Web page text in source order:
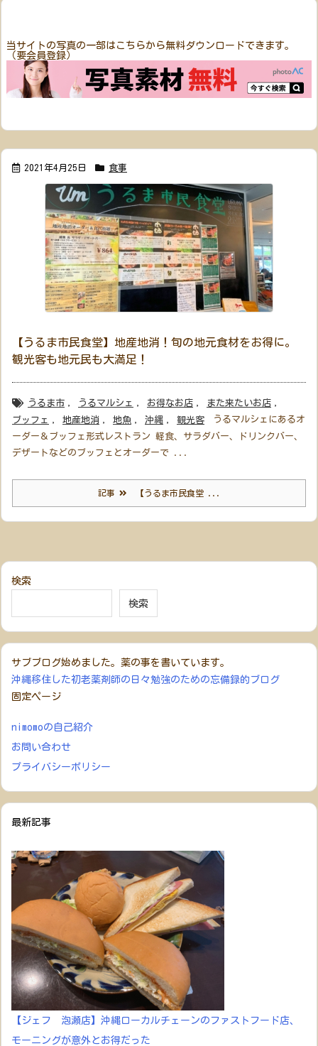
当サイトの写真の一部はこちらから無料ダウンロードできます。
（要会員登録）
2021年4月25日 食事
【うるま市民食堂】地産地消！旬の地元食材をお得に。
観光客も地元民も大満足！
うるま市 , うるマルシェ , お得なお店 , また来たいお店 ,
ブッフェ
, 地産地消 , 地魚 , 沖縄 , 観光客
うるマルシェにあるオ
ーダー＆ブッフェ形式レストラン 軽食、サラダバー、ドリンクバー、
デザートなどのブッフェとオーダーで ...
記事 【うるま市民食堂 ...
検索
検索
サブブログ始めました。薬の事を書いています。
沖縄移住した初老薬剤師の日々勉強のための忘備録的ブログ
固定ページ
nimomoの自己紹介
お問い合わせ
プライバシーポリシー
最新記事
【ジェフ 泡瀬店】沖縄ローカルチェーンのファストフード店、
モーニングが意外とお得だった